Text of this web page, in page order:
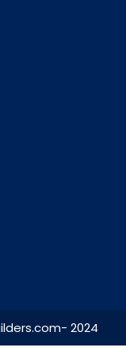
2024